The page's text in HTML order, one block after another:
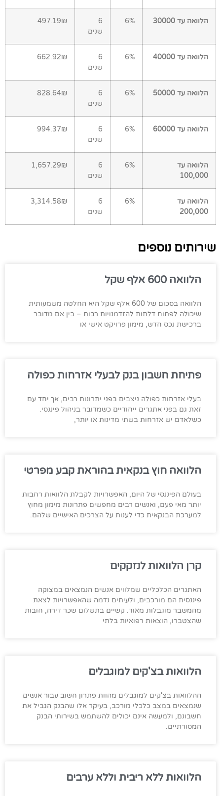
הלוואה עד 30000 6%
6
שנים
497.19₪
הלוואה עד 40000 6%
6
שנים
662.92₪
הלוואה עד 50000 6%
6
שנים
828.64₪
הלוואה עד 60000 6%
6
שנים
994.37₪
הלוואה עד
100,000
6%
6
שנים
1,657.29₪
הלוואה עד
200,000
6%
6
שנים
3,314.58₪
שירותים נוספים
הלוואה 600 אלף שקל
הלוואה בסכום של 600 אלף שקל היא החלטה משמעותית
שיכולה לפתוח דלתות להזדמנויות רבות – בין אם מדובר
ברכישת נכס חדש, מימון פרויקט אישי או
פתיחת חשבון בנק לבעלי אזרחות כפולה
בעלי אזרחות כפולה ניצבים בפני יתרונות רבים, אך יחד עם
זאת גם בפני אתגרים ייחודיים כשמדובר בניהול פיננסי.
כשלאדם יש אזרחות בשתי מדינות או יותר,
הלוואה חוץ בנקאית בהוראת קבע מפרטי
בעולם הפיננסי של היום, האפשרויות לקבלת הלוואות רחבות
יותר מאי פעם, ואנשים רבים מחפשים פתרונות מימון מחוץ
למערכת הבנקאית כדי לענות על הצרכים האישיים שלהם.
קרן הלוואות לנזקקים
האתגרים הכלכליים שמלווים אנשים הנמצאים במצוקה
פיננסית הם מורכבים, ולעיתים נדמה שהאפשרויות לצאת
מהמשבר מוגבלות מאוד. קשיים בתשלום שכר דירה, חובות
שהצטברו, הוצאות רפואיות בלתי
הלוואות בצ'קים למוגבלים
ההלוואות בצ'קים למוגבלים מהוות פתרון חשוב עבור אנשים
שנמצאים במצב כלכלי מורכב, בעיקר אלו שהבנק הגביל את
חשבונם, ולמעשה אינם יכולים להשתמש בשירותי הבנק
המסורתיים.
הלוואות ללא ריבית וללא ערבים